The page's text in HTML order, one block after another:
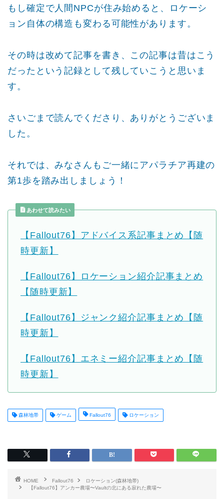
もし確定で人間NPCが住み始めると、ロケーシ
ョン自体の構造も変わる可能性があります。
その時は改めて記事を書き、この記事は昔はこう
だったという記録として残していこうと思いま
す。
さいごまで読んでくださり、ありがとうございま
した。
それでは、みなさんもご一緒にアパラチア再建の
第1歩を踏み出しましょう！
あわせて読みたい
【Fallout76】アドバイス系記事まとめ【随
時更新】
【Fallout76】ロケーション紹介記事まとめ
【随時更新】
【Fallout76】ジャンク紹介記事まとめ【随
時更新】
【Fallout76】エネミー紹介記事まとめ【随
時更新】
森林地帯 ゲーム Fallout76 ロケーション
HOME Fallout76
ロケーション(森林地帯)
【Fallout76】アンカー農場〜Vaultの北にある寂れた農場〜